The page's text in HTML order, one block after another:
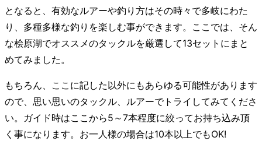
となると、有効なルアーや釣り方はその時々で多岐にわた
り、多種多様な釣りを楽しむ事ができます。ここでは、そん
な桧原湖でオススメのタックルを厳選して13セットにまと
めてみました。
もちろん、ここに記した以外にもあらゆる可能性があります
ので、思い思いのタックル、ルアーでトライしてみてくださ
い。ガイド時はここから5～7本程度に絞ってお持ち込み頂
く事になります。お一人様の場合は10本以上でもOK!